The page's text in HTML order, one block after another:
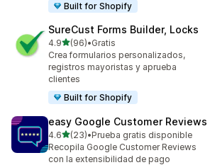
Built for Shopify
SureCust Forms Builder, Locks
4.9de 5 estrellas
(96)
96 reseñas en total
•Gratis
Crea formularios personalizados,
registros mayoristas y aprueba
clientes
Built for Shopify
easy Google Customer Reviews
4.6de 5 estrellas
(23)
23 reseñas en total
•Prueba gratis disponible
Recopila Google Customer Reviews
con la extensibilidad de pago